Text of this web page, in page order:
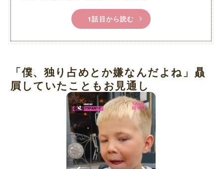
1話目から読む
「僕、独り占めとか嫌なんだよね」贔
屓していたこともお見通し